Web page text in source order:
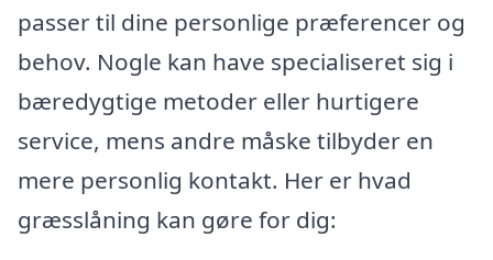
passer til dine personlige præferencer og
behov. Nogle kan have specialiseret sig i
bæredygtige metoder eller hurtigere
service, mens andre måske tilbyder en
mere personlig kontakt. Her er hvad
græsslåning kan gøre for dig: